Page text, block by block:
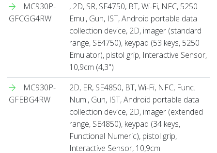
MC930P-
GFCGG4RW
, 2D, SR, SE4750, BT, Wi-Fi, NFC, 5250
Emu., Gun, IST, Android portable data
collection device, 2D, imager (standard
range, SE4750), keypad (53 keys, 5250
Emulator), pistol grip, Interactive Sensor,
10,9cm (4,3'')
MC930P-
GFEBG4RW
2D, ER, SE4850, BT, Wi-Fi, NFC, Func.
Num., Gun, IST, Android portable data
collection device, 2D, imager (extended
range, SE4850), keypad (34 keys,
Functional Numeric), pistol grip,
Interactive Sensor, 10,9cm